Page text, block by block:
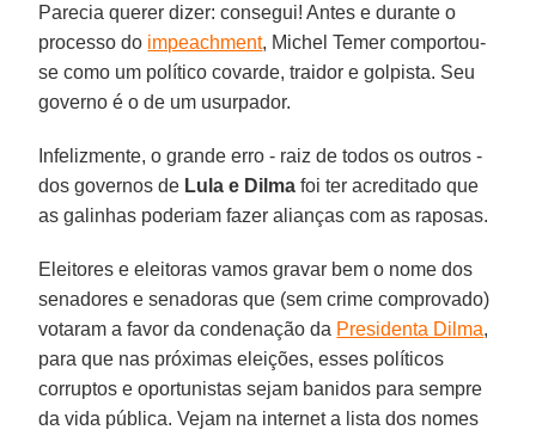
Parecia querer dizer: consegui! Antes e durante o
processo do impeachment, Michel Temer comportou-
se como um político covarde, traidor e golpista. Seu
governo é o de um usurpador.
Infelizmente, o grande erro - raiz de todos os outros -
dos governos de Lula e Dilma foi ter acreditado que
as galinhas poderiam fazer alianças com as raposas.
Eleitores e eleitoras vamos gravar bem o nome dos
senadores e senadoras que (sem crime comprovado)
votaram a favor da condenação da Presidenta Dilma,
para que nas próximas eleições, esses políticos
corruptos e oportunistas sejam banidos para sempre
da vida pública. Vejam na internet a lista dos nomes